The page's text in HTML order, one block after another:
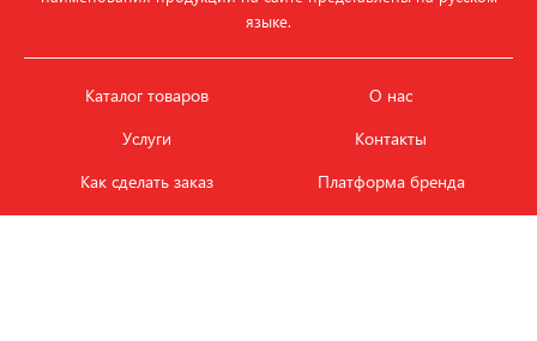
языке.
Каталог товаров
Услуги
Как сделать заказ
О нас
Контакты
Платформа бренда